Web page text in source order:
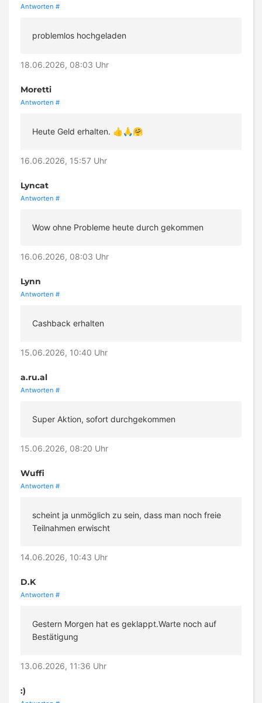
Antworten #
problemlos hochgeladen
18.06.2026, 08:03 Uhr
Moretti
Antworten #
Heute Geld erhalten. 👍🙏🤗
16.06.2026, 15:57 Uhr
Lyncat
Antworten #
Wow ohne Probleme heute durch gekommen
16.06.2026, 08:03 Uhr
Lynn
Antworten #
Cashback erhalten
15.06.2026, 10:40 Uhr
a.ru.al
Antworten #
Super Aktion, sofort durchgekommen
15.06.2026, 08:20 Uhr
Wuffi
Antworten #
scheint ja unmöglich zu sein, dass man noch freie
Teilnahmen erwischt
14.06.2026, 10:43 Uhr
D.K
Antworten #
Gestern Morgen hat es geklappt.Warte noch auf
Bestätigung
13.06.2026, 11:36 Uhr
:)